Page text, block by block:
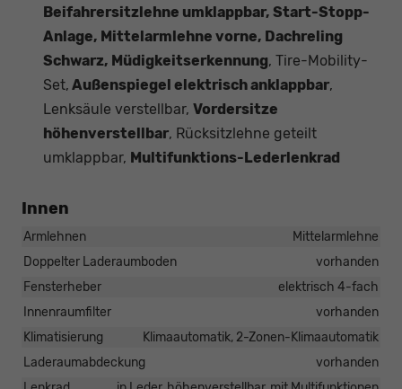
Beifahrersitzlehne umklappbar, Start-Stopp-
Anlage, Mittelarmlehne vorne, Dachreling
Schwarz, Müdigkeitserkennung, Tire-Mobility-
Set, Außenspiegel elektrisch anklappbar,
Lenksäule verstellbar, Vordersitze
höhenverstellbar, Rücksitzlehne geteilt
umklappbar, Multifunktions-Lederlenkrad
Innen
Armlehnen
Mittelarmlehne
Doppelter Laderaumboden
vorhanden
Fensterheber
elektrisch 4-fach
Innenraumfilter
vorhanden
Klimatisierung
Klimaautomatik, 2-Zonen-Klimaautomatik
Laderaumabdeckung
vorhanden